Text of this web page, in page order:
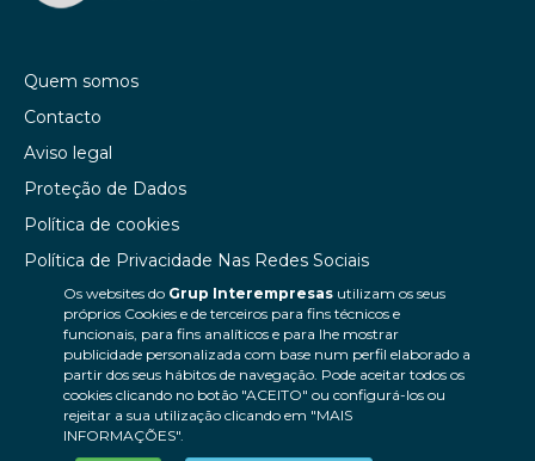
Os websites do Grup Interempresasutilizam os seus
próprios Cookies e de terceiros para fins técnicos e
funcionais, para fins analíticos e para lhe mostrar
publicidade personalizada com base num perfil elaborado a
partir dos seus hábitos de navegação. Pode aceitar todos os
cookies clicando no botão "ACEITO" ou configurá-los ou
rejeitar a sua utilização clicando em "MAIS
INFORMAÇÕES".
Quem somos
Contacto
Aviso legal
Proteção de Dados
Política de cookies
Política de Privacidade Nas Redes Sociais
Canal de denúncias
Colaborações editoriais